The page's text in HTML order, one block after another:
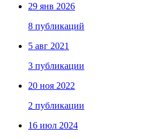
29 янв 2026
8 публикаций
5 авг 2021
3 публикации
20 ноя 2022
2 публикации
16 июл 2024